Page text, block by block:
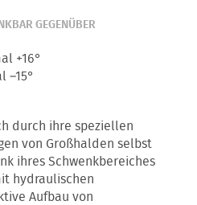
GEGENÜBER
+16°
–15°
durch ihre speziellen
von Großhalden selbst
ihres Schwenkbereiches
hydraulischen
Aufbau von